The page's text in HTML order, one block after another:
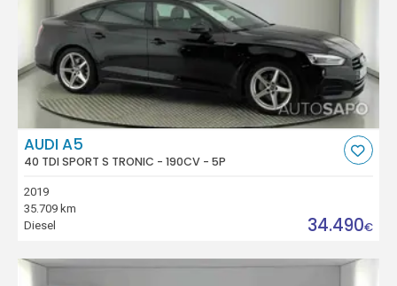
AUDI A5
40 TDI SPORT S TRONIC - 190CV - 5P
2019
35.709 km
Diesel
34.490€